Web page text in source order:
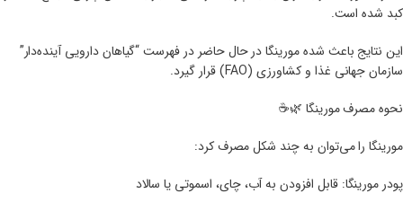
کبد شده است.
این نتایج باعث شده مورینگا در حال حاضر در فهرست “گیاهان دارویی آینده‌دار”
سازمان جهانی غذا و کشاورزی (FAO) قرار گیرد.
نحوه مصرف مورینگا 🌿☕
مورینگا را می‌توان به چند شکل مصرف کرد:
پودر مورینگا: قابل افزودن به آب، چای، اسموتی یا سالاد